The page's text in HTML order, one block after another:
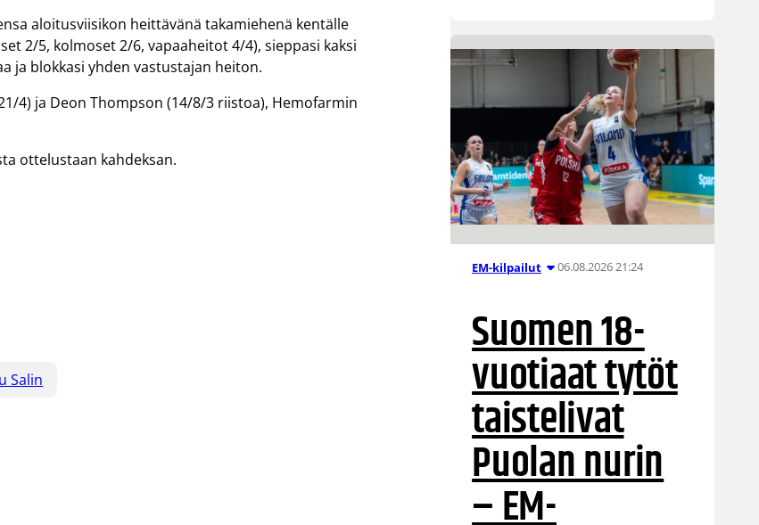
aloitusviisikon heittävänä takamiehenä kentälle
2/5, kolmoset 2/6, vapaaheitot 4/4), sieppasi kaksi
ja blokkasi yhden vastustajan heiton.
4) ja Deon Thompson (14/8/3 riistoa), Hemofarmin
ottelustaan kahdeksan.
Salin
EM-kilpailut 06.08.2026 21:24
Suomen 18-
vuotiaat tytöt
taistelivat
Puolan nurin
– EM-